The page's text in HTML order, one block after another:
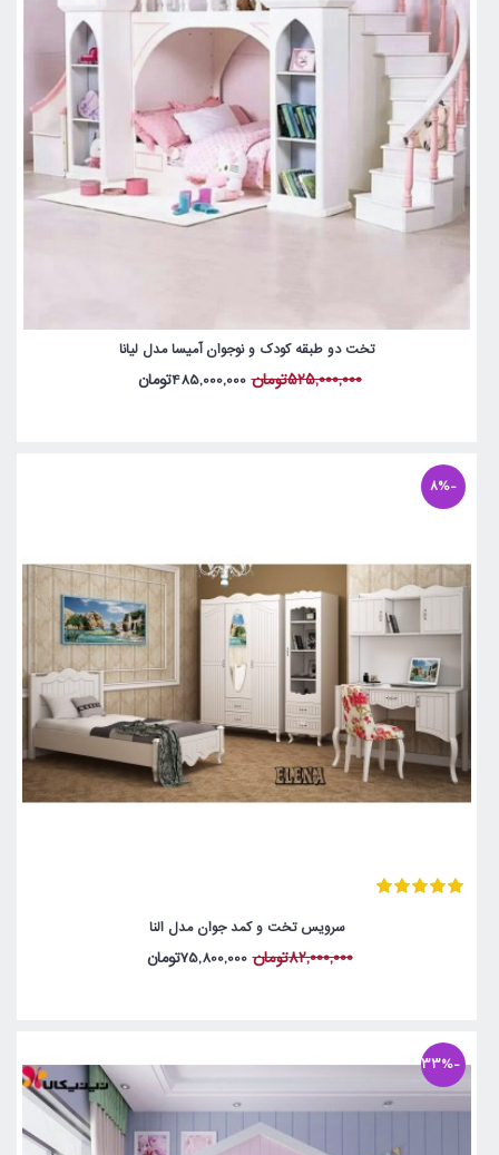
تخت دو طبقه کودک و نوجوان آمیسا مدل لیانا
525,000,000تومان 485,000,000تومان
-8%
سرویس تخت و کمد جوان مدل النا
82,000,000تومان 75,800,000تومان
-33%